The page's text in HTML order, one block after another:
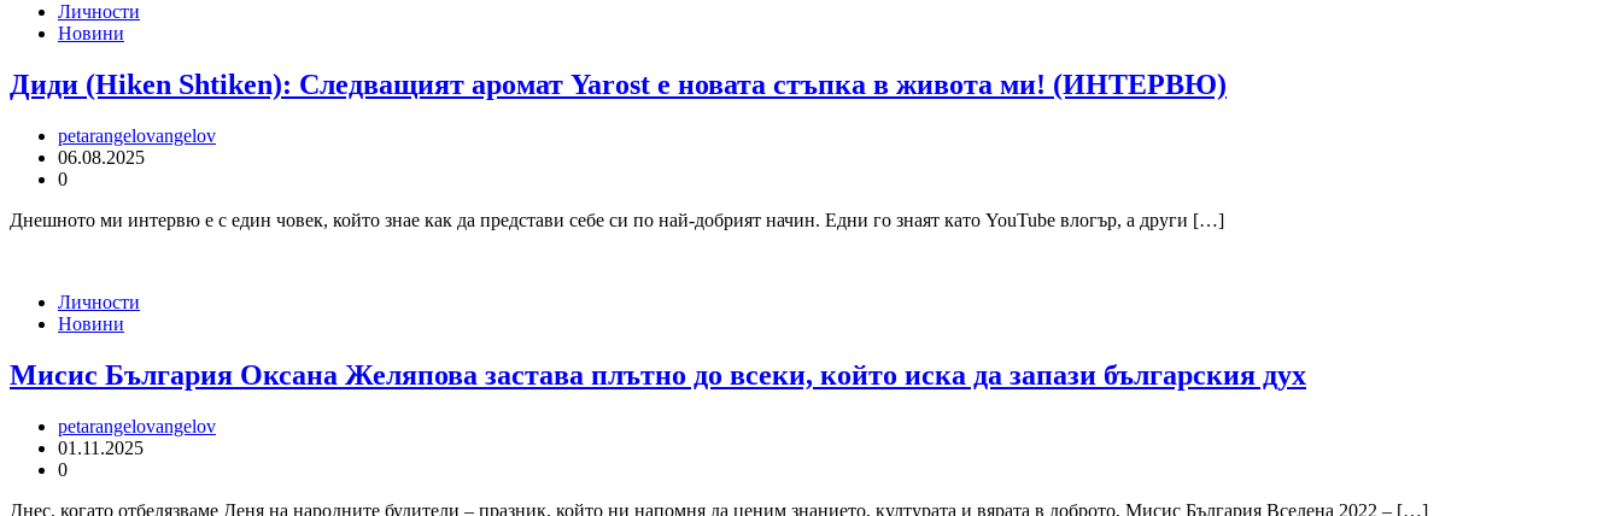
Личности
Новини
Диди (Hiken Shtiken): Следващият аромат Yarost е новата стъпка в живота ми! (ИНТЕРВЮ)
petarangelovangelov
06.08.2025
0
Днешното ми интервю е с един човек, който знае как да представи себе си по най-добрият начин. Едни го знаят като YouTube влогър, а други […]
Личности
Новини
Мисис България Оксана Желяпова застава плътно до всеки, който иска да запази българския дух
petarangelovangelov
01.11.2025
0
Днес, когато отбелязваме Деня на народните будители – празник, който ни напомня да ценим знанието, културата и вярата в доброто, Мисис България Вселена 2022 – […]